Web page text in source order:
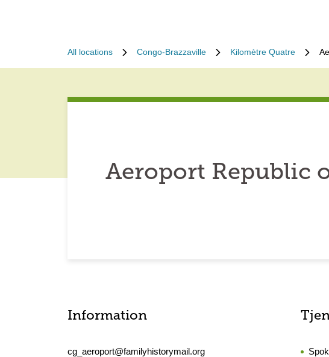
All locations Congo-Brazzaville Kilomètre Quatre
Aeroport Republic
Information
cg_aeroport@familyhistorymail.org